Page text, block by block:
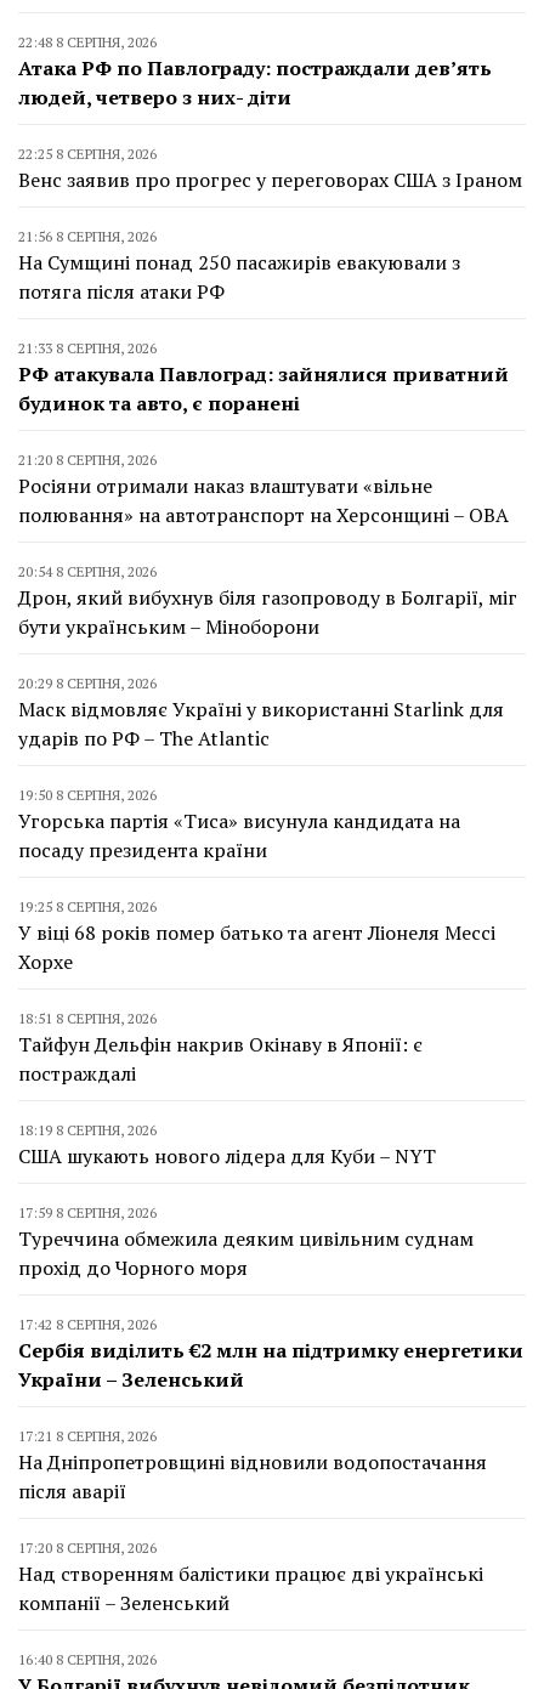
22:48 8 СЕРПНЯ, 2026
Атака РФ по Павлограду: постраждали дев’ять
людей, четверо з них- діти
22:25 8 СЕРПНЯ, 2026
Венс заявив про прогрес у переговорах США з Іраном
21:56 8 СЕРПНЯ, 2026
На Сумщині понад 250 пасажирів евакуювали з
потяга після атаки РФ
21:33 8 СЕРПНЯ, 2026
РФ атакувала Павлоград: зайнялися приватний
будинок та авто, є поранені
21:20 8 СЕРПНЯ, 2026
Росіяни отримали наказ влаштувати «вільне
полювання» на автотранспорт на Херсонщині – ОВА
20:54 8 СЕРПНЯ, 2026
Дрон, який вибухнув біля газопроводу в Болгарії, міг
бути українським – Міноборони
20:29 8 СЕРПНЯ, 2026
Маск відмовляє Україні у використанні Starlink для
ударів по РФ – The Atlantic
19:50 8 СЕРПНЯ, 2026
Угорська партія «Тиса» висунула кандидата на
посаду президента країни
19:25 8 СЕРПНЯ, 2026
У віці 68 років помер батько та агент Ліонеля Мессі
Хорхе
18:51 8 СЕРПНЯ, 2026
Тайфун Дельфін накрив Окінаву в Японії: є
постраждалі
18:19 8 СЕРПНЯ, 2026
США шукають нового лідера для Куби – NYT
17:59 8 СЕРПНЯ, 2026
Туреччина обмежила деяким цивільним суднам
прохід до Чорного моря
17:42 8 СЕРПНЯ, 2026
Сербія виділить €2 млн на підтримку енергетики
України – Зеленський
17:21 8 СЕРПНЯ, 2026
На Дніпропетровщині відновили водопостачання
після аварії
17:20 8 СЕРПНЯ, 2026
Над створенням балістики працює дві українські
компанії – Зеленський
16:40 8 СЕРПНЯ, 2026